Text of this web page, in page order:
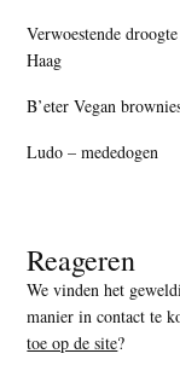
Verwoestende
Haag
B’eter Vegan
Ludo – mededogen
Reageren
We vinden het
manier in contact te
toe op de site?